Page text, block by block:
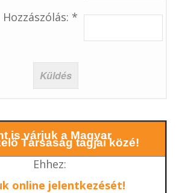
Hozzászólás: *
is várjuk a Magyar
Társaság tagjai közé!
Ehhez:
online jelentkezését!